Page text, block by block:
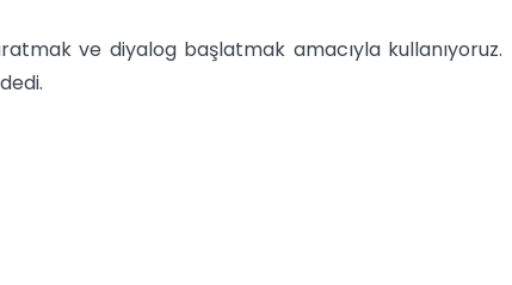
ve diyalog başlatmak amacıyla kullanıyoruz.